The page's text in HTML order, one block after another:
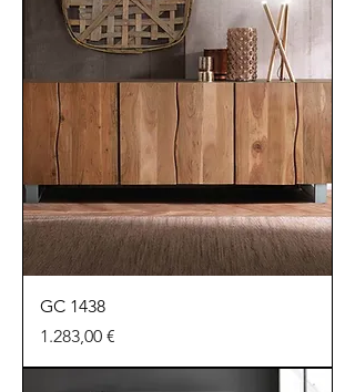
GC 1438
Preu
1.283,00 €